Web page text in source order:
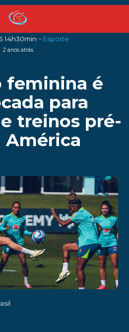
14h30min - Esporte
2 anos atrás
feminina é
para
treinos pré-
América